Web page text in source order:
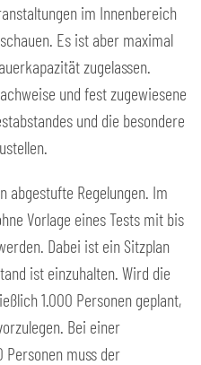
im Innenbereich
Es ist aber maximal
zugelassen.
und fest zugewiesene
und die besondere
abgestufte Regelungen. Im
Vorlage eines Tests mit bis
Dabei ist ein Sitzplan
ist einzuhalten. Wird die
1.000 Personen geplant,
Bei einer
Personen muss der